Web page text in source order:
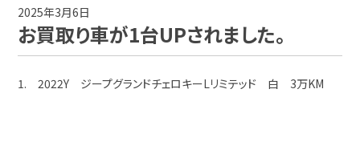
スポーツカー買取実績
2025年3月6日
お買取り車が1台UPされました。
1. 2022Y ジープグランドチェロキーLリミテッド 白 3万KM